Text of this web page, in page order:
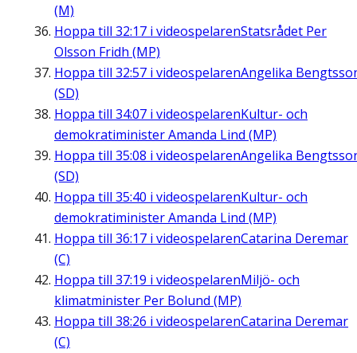
(M)
Hoppa till 32:17 i videospelarenStatsrådet Per
Olsson Fridh (MP)
Hoppa till 32:57 i videospelarenAngelika
(SD)
Hoppa till 34:07 i videospelarenKultur- och
demokratiminister Amanda Lind (MP)
Hoppa till 35:08 i videospelarenAngelika
(SD)
Hoppa till 35:40 i videospelarenKultur- och
demokratiminister Amanda Lind (MP)
Hoppa till 36:17 i videospelarenCatarina Deremar
(C)
Hoppa till 37:19 i videospelarenMiljö- och
klimatminister Per Bolund (MP)
Hoppa till 38:26 i videospelarenCatarina Deremar
(C)